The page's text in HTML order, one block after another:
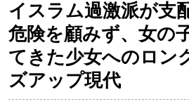
イスラム過激派が支
危険を顧みず、女の
てきた少女へのロン
ズアップ現代